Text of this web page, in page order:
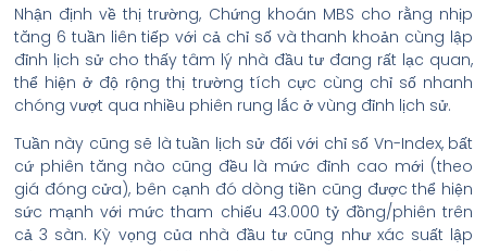
Nhận định về thị trường, Chứng khoán MBS cho rằng nhịp
tăng 6 tuần liên tiếp với cả chỉ số và thanh khoản cùng lập
đỉnh lịch sử cho thấy tâm lý nhà đầu tư đang rất lạc quan,
thể hiện ở độ rộng thị trường tích cực cùng chỉ số nhanh
chóng vượt qua nhiều phiên rung lắc ở vùng đỉnh lịch sử.
Tuần này cũng sẽ là tuần lịch sử đối với chỉ số Vn-Index, bất
cứ phiên tăng nào cũng đều là mức đỉnh cao mới (theo
giá đóng cửa), bên cạnh đó dòng tiền cũng được thể hiện
sức mạnh với mức tham chiếu 43.000 tỷ đồng/phiên trên
cả 3 sàn. Kỳ vọng của nhà đầu tư cũng như xác suất lập